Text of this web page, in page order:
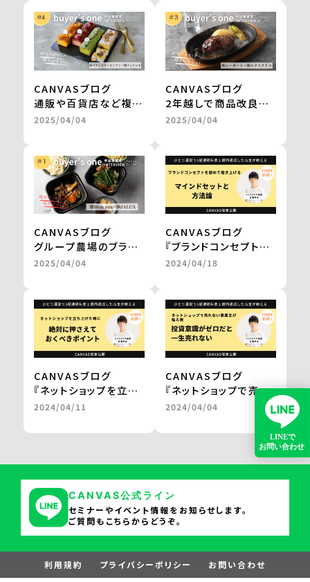
の開発も進行中
＜from buyer’s
one＞
～600食を継続販売
＜from buyer’s
one＞
CANVASブログ
通販や百貨店など複数
社との商品開発が一気
拡大を実現 ＜from
buyer’s one＞
2025/04/04
CANVASブログ
2年越しで商品改良に
取り組み、百貨店のギ
実現 ＜from
buyer’s one＞
2025/04/04
CANVASブログ
グループ農場のブラン
ド和牛を、レンジアップ
百貨店やJALの通販で
の販売を実現
＜from buyer’s
one＞
2025/04/04
CANVASブログ
『ブランドコンセプトを
固めて磨き上げる
by 三浦卓也氏
2024/04/18
CANVASブログ
『ネットショップを立ち
上げた時に
きポイント。』
2024/04/11
CANVASブログ
『ネットショップで売れ
ない事業主が陥る罠。
投資意識がゼロだと一
生売れない。』
2024/04/04
CANVAS公式ライン
セミナーやイベント情報をお知らせします。
ご質問もこちらからどうぞ。
利用規約 プライバシーポリシー お問い合わせ